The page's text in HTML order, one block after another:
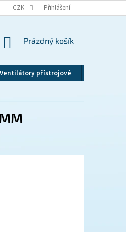
ZÁSADY OCHRANY OSOBNÍCH
CZK Přihlášení
NÁKUPNÍ
Prázdný košík
Ventilátory přístrojové